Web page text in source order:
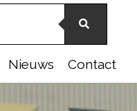
Nieuws Contact